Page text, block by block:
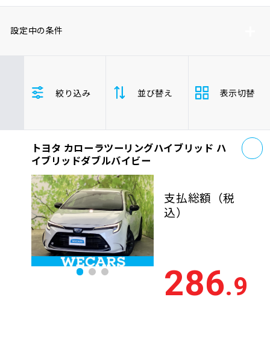
お役立ち情報
0120-733-500
設定中の条件
カローラツーリングハイブリッド
絞り込み 並び替え
支払総
額
安い順 高
年式 新しい順
走行距
離
少ない順
排気量 大きい順
表示切替
トヨタ カローラツーリングハイブリッド ハ
イブリッドダブルバイビー
支払総額 （税
込）
286.9